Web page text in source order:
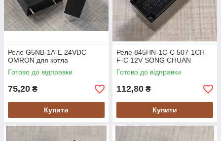
Реле G5NB-1A-E 24VDC
OMRON для котла
Готово до відправки
75,20 ₴
Купити
Реле 845HN-1C-C 507-1CH-
F-C 12V SONG CHUAN
Готово до відправки
112,80 ₴
Купити